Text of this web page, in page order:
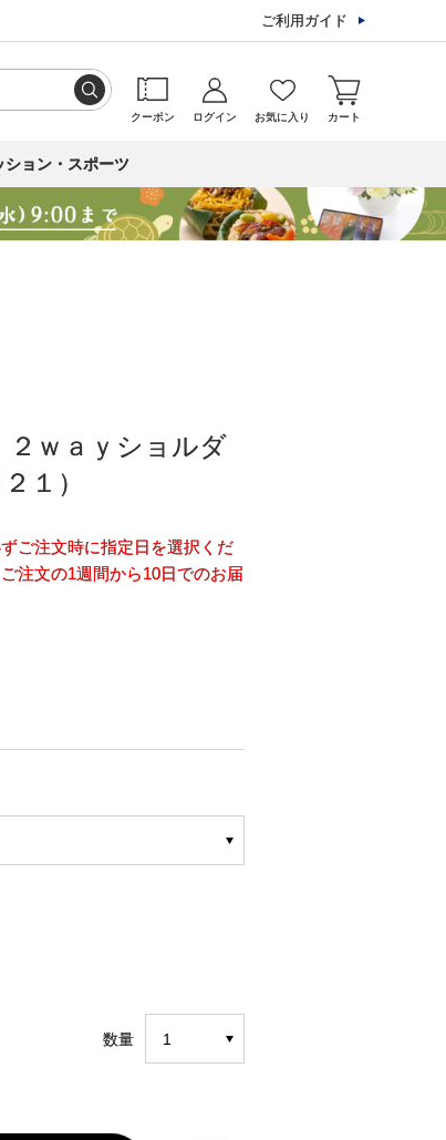
ご利用ガイド
クーポン ログイン お気に入り カート
ション・スポーツ
２ｗａｙショルダ
１）
ご注文時に指定日を選択くだ
注文の1週間から10日でのお届
数量